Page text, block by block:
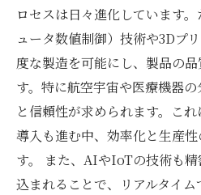
ロセスは日々進化しています
ュータ数値制御）技術や3Dプ
度な製造を可能にし、製品の
す。特に航空宇宙や医療機器
と信頼性が求められます。こ
導入も進む中、効率化と生産
す。 また、AIやIoTの技術も
込まれることで、リアルタイ